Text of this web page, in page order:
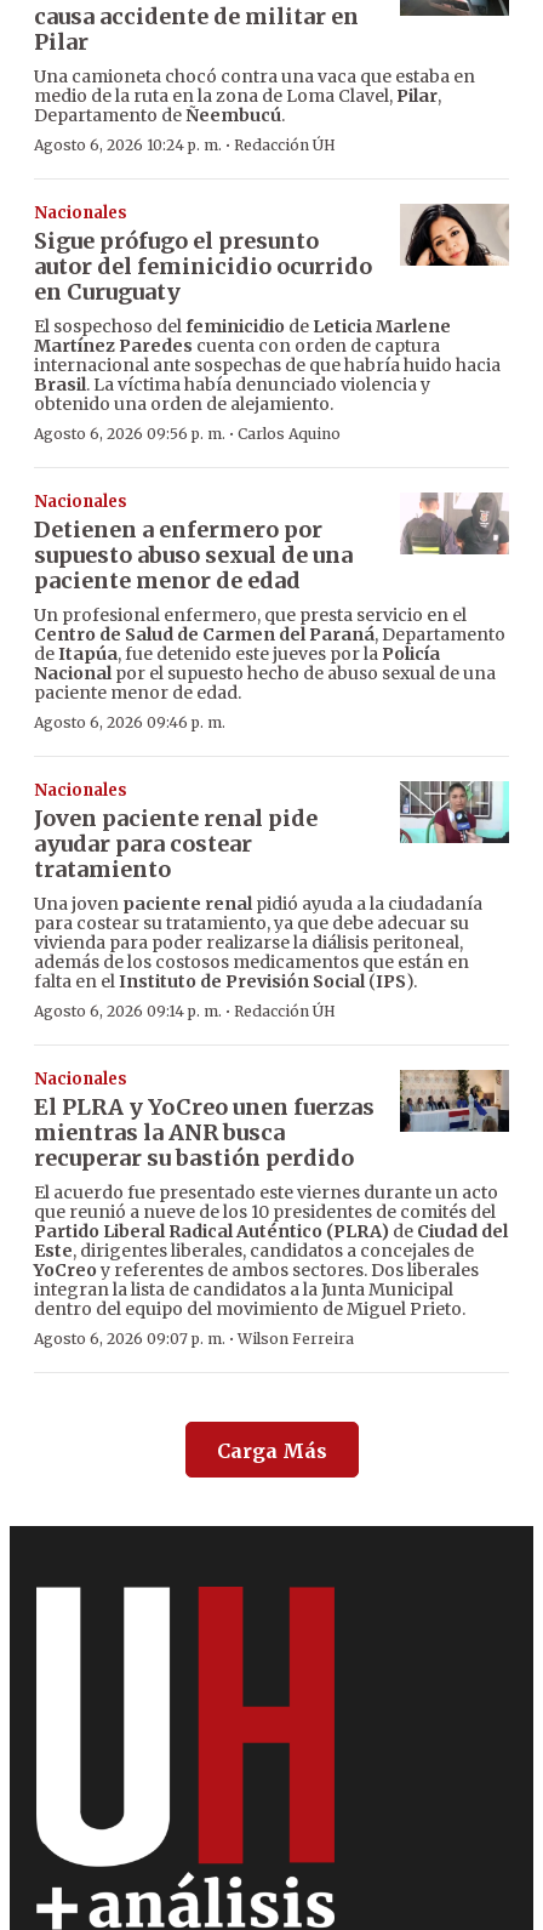
causa accidente de militar en
Pilar
Una camioneta chocó contra una vaca que estaba en
medio de la ruta en la zona de Loma Clavel, Pilar,
Departamento deÑeembucú.
Agosto 6, 2026 10:24 p. m. · Redacción ÚH
Nacionales
Sigue prófugo el presunto
autor del feminicidio ocurrido
en Curuguaty
El sospechoso delfeminicidio de Leticia Marlene
Martínez Paredes cuenta con orden de captura
internacional ante sospechas de que habría huido hacia
Brasil. La víctima había denunciado violencia y
obtenido una orden de alejamiento.
Agosto 6, 2026 09:56 p. m. · Carlos Aquino
Nacionales
Detienen a enfermero por
supuesto abuso sexual de una
paciente menor de edad
Un profesional enfermero, que presta servicio en el
Centro de Salud de Carmen del Paraná, Departamento
deItapúa, fue detenido este jueves por la Policía
Nacionalpor el supuesto hecho de abuso sexual de una
paciente menor de edad.
Agosto 6, 2026 09:46 p. m.
Nacionales
Joven paciente renal pide
ayudar para costear
tratamiento
Una joven paciente renalpidió ayuda a la ciudadanía
para costear su tratamiento, ya que debe adecuar su
vivienda para poder realizarse la diálisis peritoneal,
además de los costosos medicamentos que están en
falta en elInstituto de Previsión Social(IPS).
Agosto 6, 2026 09:14 p. m. · Redacción ÚH
Nacionales
El PLRA y YoCreo unen fuerzas
mientras la ANR busca
recuperar su bastión perdido
El acuerdo fue presentado este viernes durante un acto
que reunió a nueve de los 10 presidentes de comités del
Partido Liberal Radical Auténtico (PLRA) de Ciudad del
Este, dirigentes liberales, candidatos a concejales de
YoCreo y referentes de ambos sectores. Dos liberales
integran la lista de candidatos a la Junta Municipal
dentro del equipo del movimiento de Miguel Prieto.
Agosto 6, 2026 09:07 p. m. ·Wilson Ferreira
Carga Más